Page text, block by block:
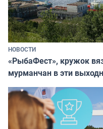
НОВОСТИ
«РыбаФест», кружок
мурманчан в эти